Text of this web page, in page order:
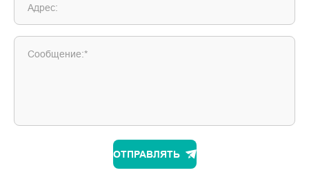
Адрес:
Сообщение:*
ОТПРАВЛЯТЬ